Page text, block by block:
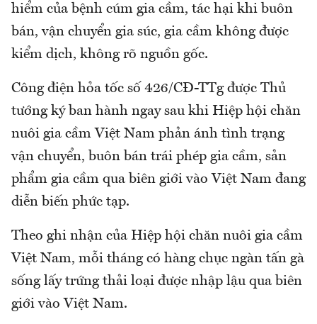
hiểm của bệnh cúm gia cầm, tác hại khi buôn
bán, vận chuyển gia súc, gia cầm không được
kiểm dịch, không rõ nguồn gốc.
Công điện hỏa tốc số 426/CĐ-TTg được Thủ
tướng ký ban hành ngay sau khi Hiệp hội chăn
nuôi gia cầm Việt Nam phản ánh tình trạng
vận chuyển, buôn bán trái phép gia cầm, sản
phẩm gia cầm qua biên giới vào Việt Nam đang
diễn biến phức tạp.
Theo ghi nhận của Hiệp hội chăn nuôi gia cầm
Việt Nam, mỗi tháng có hàng chục ngàn tấn gà
sống lấy trứng thải loại được nhập lậu qua biên
giới vào Việt Nam.